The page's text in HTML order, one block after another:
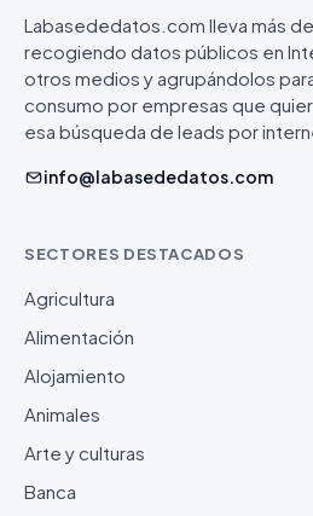
Labasededatos.com lleva más
recogiendo datos públicos en
otros medios y agrupándolos
consumo por empresas que
esa búsqueda de leads por
info@labasededatos.com
SECTORES DESTACADOS
Agricultura
Alimentación
Alojamiento
Animales
Arte y culturas
Banca